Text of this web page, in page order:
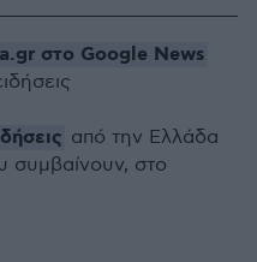
στο Google News
από την Ελλάδα
συμβαίνουν, στο